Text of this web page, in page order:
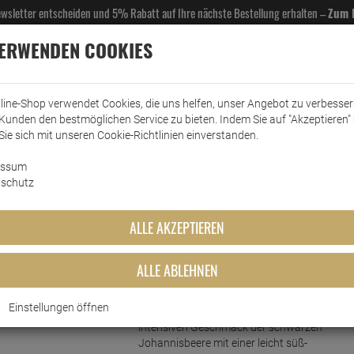
entscheiden und 5% Rabatt auf Ihre nächste Bestellung erhalten –Zum
& GASTROBEDARF DROGERIE KÜCHE & HAUSHALT KFZ
Mautner Sirup
0,7 Liter
Kurzbeschreibung
intensiven Geschmack der schwarzen
Johannisbeere mit einer leicht süß-
COOKIES
Shop verwendet Cookies, die uns helfen, unser Angebot zu
den bestmöglichen Service zu bieten. Indem Sie auf "Akzeptieren"
sich mit unseren Cookie-Richtlinien einverstanden.
ALLE AKZEPTIEREN
ALLE ABLEHNEN
Einstellungen öffnen